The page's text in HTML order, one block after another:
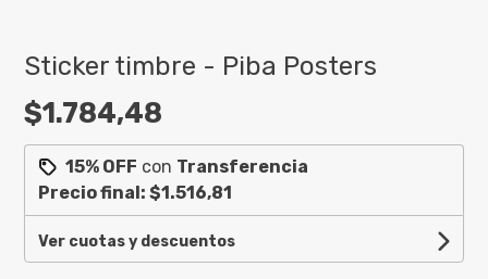
Sticker timbre - Piba Posters
$1.784,48
15% OFF con Transferencia
Precio final:$1.516,81
Ver cuotas y descuentos